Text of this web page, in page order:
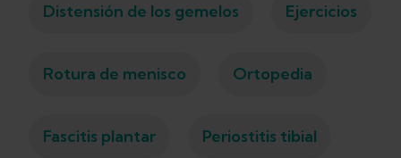
Distensión de los gemelos Ejercicios
Rotura de menisco Ortopedia
Fascitis plantar Periostitis tibial